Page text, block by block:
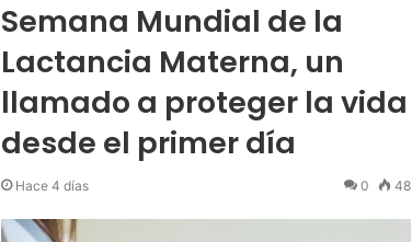
Semana Mundial de la
Lactancia Materna, un
llamado a proteger la vida
desde el primer día
Hace 4 días 0 48